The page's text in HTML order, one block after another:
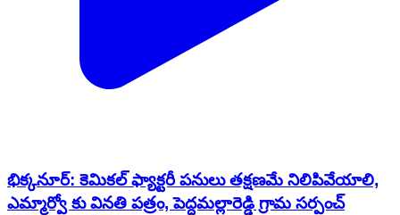
భిక్కనూర్: కెమికల్ ఫ్యాక్టరీ పనులు తక్షణమే నిలిపివేయాలి,
ఎమ్మార్వో కు వినతి పత్రం, పెద్దమల్లారెడ్డి గ్రామ సర్పంచ్